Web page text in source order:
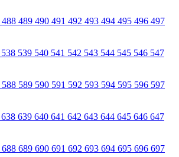
488 489 490 491 492 493 494 495 496 497
538 539 540 541 542 543 544 545 546 547
588 589 590 591 592 593 594 595 596 597
638 639 640 641 642 643 644 645 646 647
688 689 690 691 692 693 694 695 696 697